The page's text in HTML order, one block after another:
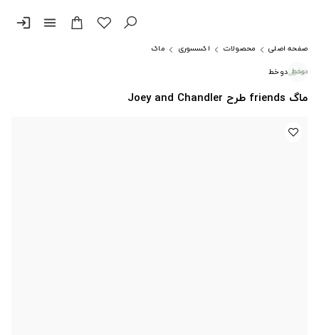
menu
login
صفحه اصلی محصولات اکسسوری
ماگ
دوخط
ماگ friends طرح Joey and Chandler